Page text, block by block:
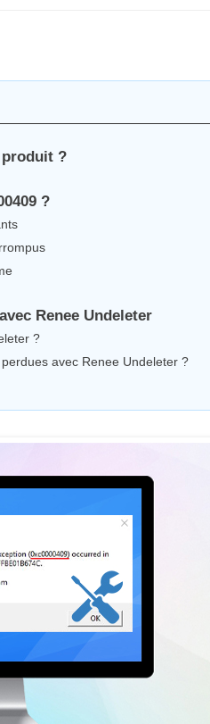
produit ?
?
Renee Undeleter
?
avec Renee Undeleter ?